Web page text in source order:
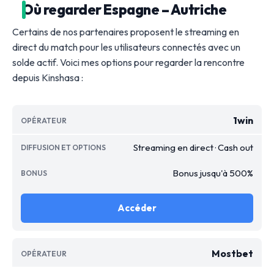
Où regarder Espagne – Autriche
Certains de nos partenaires proposent le streaming en
direct du match pour les utilisateurs connectés avec un
solde actif. Voici mes options pour regarder la rencontre
depuis Kinshasa :
1win
Streaming en direct · Cash out
Bonus jusqu'à 500%
Accéder
Mostbet